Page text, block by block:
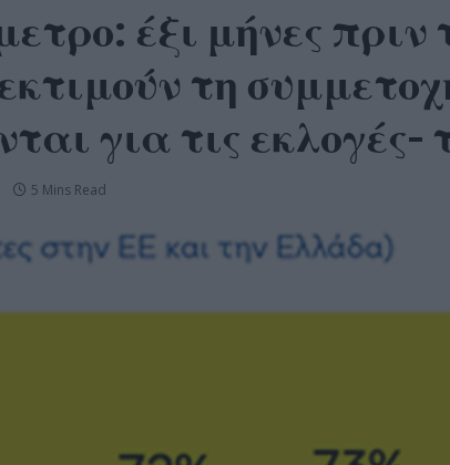
έξι μήνες πριν
τη
για τις εκλογές-
5 Mins Read